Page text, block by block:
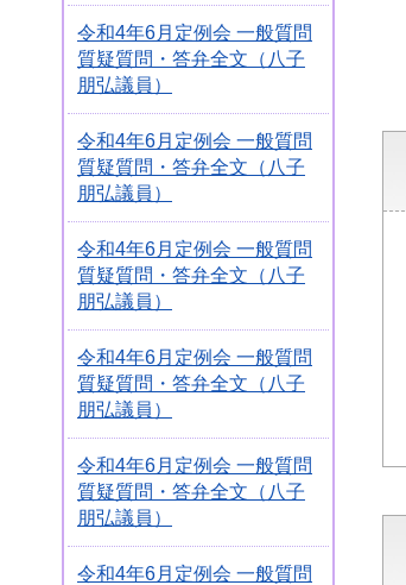
令和4年6月定例会 一般質問
質疑質問・答弁全文（八子
朋弘議員）
令和4年6月定例会 一般質問
質疑質問・答弁全文（八子
朋弘議員）
令和4年6月定例会 一般質問
質疑質問・答弁全文（八子
朋弘議員）
令和4年6月定例会 一般質問
質疑質問・答弁全文（八子
朋弘議員）
令和4年6月定例会 一般質問
質疑質問・答弁全文（八子
朋弘議員）
令和4年6月定例会 一般質問